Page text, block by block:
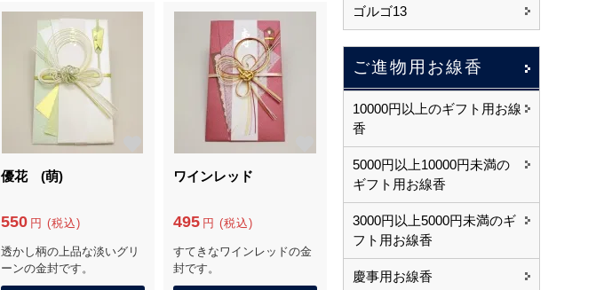
優花 (萌)
550 円 (税込)
透かし柄の上品な淡いグリ
ーンの金封です。
ワインレッド
495 円 (税込)
すてきなワインレッドの金
封です。
ゴルゴ13
ご進物用お線香
10000円以上のギフト用お線
香
5000円以上10000円未満の
ギフト用お線香
3000円以上5000円未満のギ
フト用お線香
慶事用お線香